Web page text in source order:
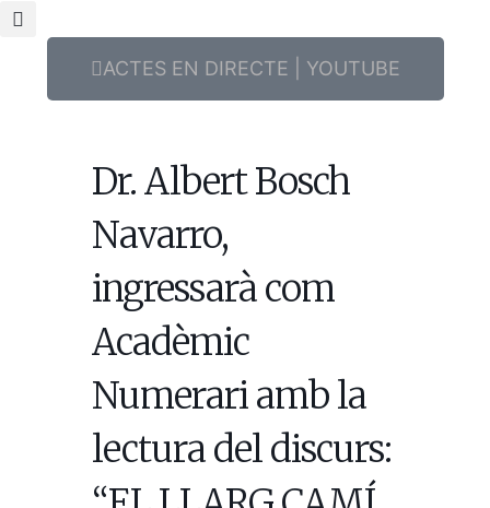
ACTES EN DIRECTE | YOUTUBE
Dr. Albert Bosch
Navarro,
ingressarà com
Acadèmic
Numerari amb la
lectura del discurs: